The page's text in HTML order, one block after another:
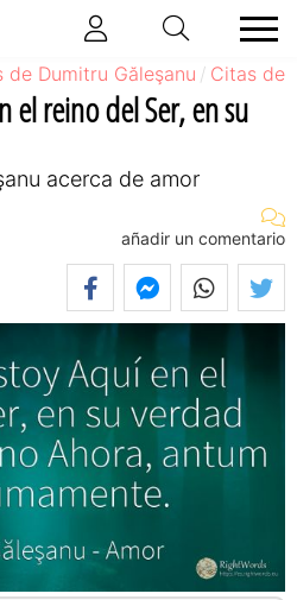
de Dumitru Găleşanu Citas de
el reino del Ser, en su
acerca de amor
añadir un comentario